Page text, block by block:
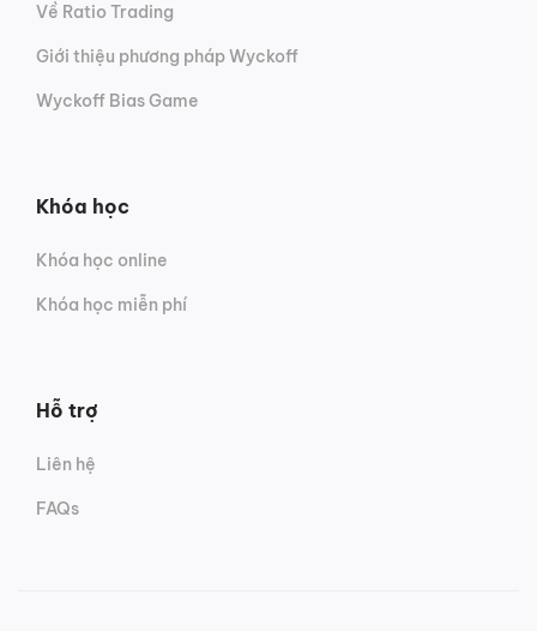
Về Ratio Trading
Giới thiệu phương pháp Wyckoff
Wyckoff Bias Game
Khóa học
Khóa học online
Khóa học miễn phí
Hỗ trợ
Liên hệ
FAQs